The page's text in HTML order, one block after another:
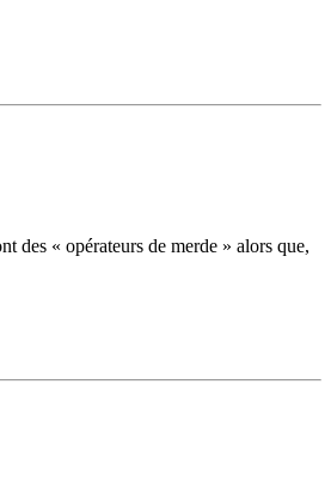
des « opérateurs de merde » alors que,